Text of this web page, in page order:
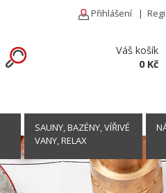
Přihlášení |
Váš košík
0 Kč
SAUNY, BAZÉNY, VÍŘIVÉ
VANY, RELAX